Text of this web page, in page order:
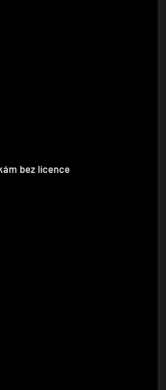
bez licence